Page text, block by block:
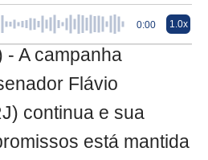
0:00 1.0x
- A campanha
Flávio
continua e sua
está mantida